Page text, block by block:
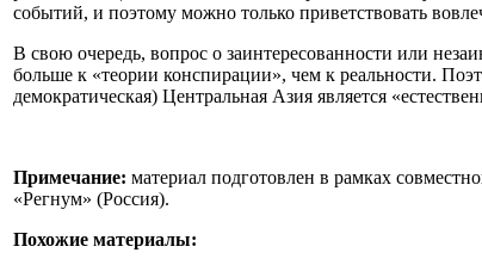
событий, и поэтому можно только приветствовать
В свою очередь, вопрос о заинтересованности или
больше к «теории конспирации», чем к реальности.
демократическая) Центральная Азия является
Примечание: материал подготовлен в рамках
«Регнум» (Россия).
Похожие материалы: